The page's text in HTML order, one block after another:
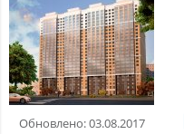
Обновлено: 03.08.2017